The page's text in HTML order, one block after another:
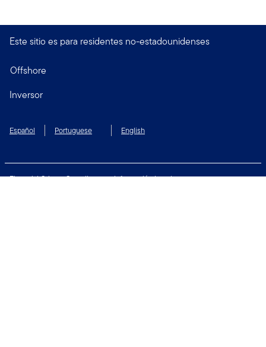
Este sitio es para residentes no-estadounidenses
Offshore
Inversor
Español Portuguese English
Financial Crimes Compliance
Información Legal